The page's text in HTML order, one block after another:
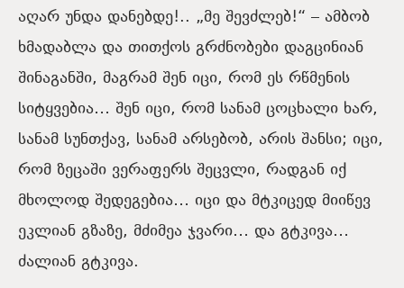
აღარ უნდა დანებდე!.. „მე შევძლებ!“ – ამბობ
ხმადაბლა და თითქოს გრძნობები დაგცინიან
შინაგანში, მაგრამ შენ იცი, რომ ეს რწმენის
სიტყვებია… შენ იცი, რომ სანამ ცოცხალი ხარ,
სანამ სუნთქავ, სანამ არსებობ, არის შანსი; იცი,
რომ ზეცაში ვერაფერს შეცვლი, რადგან იქ
მხოლოდ შედეგებია… იცი და მტკიცედ მიიწევ
ეკლიან გზაზე, მძიმეა ჯვარი… და გტკივა…
ძალიან გტკივა.